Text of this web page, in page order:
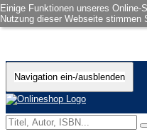
Einige Funktionen unseres Online-
Nutzung dieser Webseite stimmen
Navigation ein-/ausblenden